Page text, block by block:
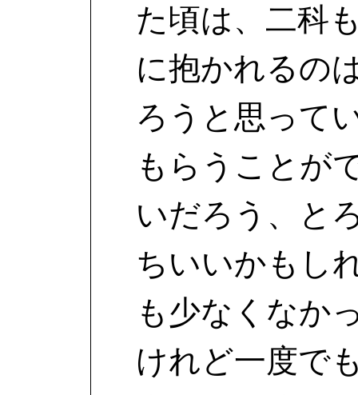
た頃は、二科
に抱かれるの
ろうと思って
もらうことが
いだろう、と
ちいいかもし
も少なくなか
けれど一度で